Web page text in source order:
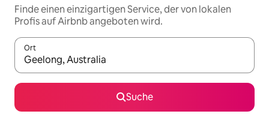
Finde einen einzigartigen Service, der von lokalen
Profis auf Airbnb angeboten wird.
Ort
Wenn Ergebnisse verfügbar sind, navigiere mit den
Suche